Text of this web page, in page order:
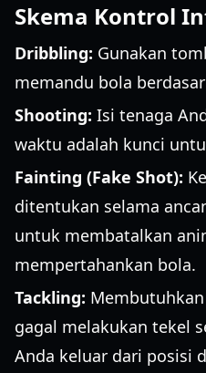
Skema Kontrol
Dribbling: Gunakan
memandu bola
Shooting: Isi tenaga
waktu adalah kunci
Fainting (Fake Shot):
ditentukan selama
untuk membatalkan
mempertahankan bola.
Tackling:
gagal melakukan tekel
Anda keluar dari posisi